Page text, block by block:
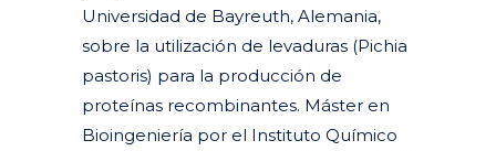
Universidad de Bayreuth, Alemania,
sobre la utilización de levaduras (Pichia
pastoris) para la producción de
proteínas recombinantes. Máster en
Bioingeniería por el Instituto Químico